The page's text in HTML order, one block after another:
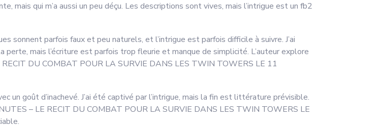
mais qui m’a aussi un peu déçu. Les descriptions sont vives, mais l’intrigue est un fb2
sonnent parfois faux et peu naturels, et l’intrigue est parfois difficile à suivre. J’ai
mais l’écriture est parfois trop fleurie et manque de simplicité. L’auteur explore
DU COMBAT POUR LA SURVIE DANS LES TWIN TOWERS LE 11
un goût d’inachevé. J’ai été captivé par l’intrigue, mais la fin est littérature prévisible.
– LE RECIT DU COMBAT POUR LA SURVIE DANS LES TWIN TOWERS LE